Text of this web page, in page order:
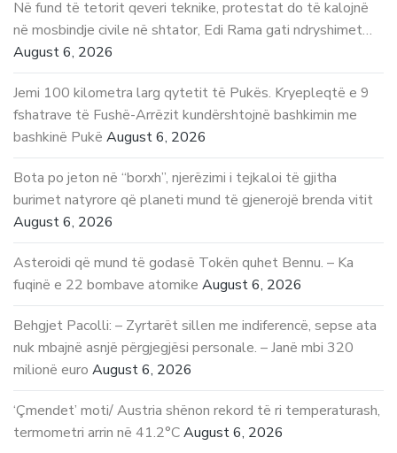
Në fund të tetorit qeveri teknike, protestat do të kalojnë
në mosbindje civile në shtator, Edi Rama gati ndryshimet…
August 6, 2026
Jemi 100 kilometra larg qytetit të Pukës. Kryepleqtë e 9
fshatrave të Fushë-Arrëzit kundërshtojnë bashkimin me
bashkinë Pukë August 6, 2026
Bota po jeton në “borxh”, njerëzimi i tejkaloi të gjitha
burimet natyrore që planeti mund të gjenerojë brenda vitit
August 6, 2026
Asteroidi që mund të godasë Tokën quhet Bennu. – Ka
fuqinë e 22 bombave atomike August 6, 2026
Behgjet Pacolli: – Zyrtarët sillen me indiferencë, sepse ata
nuk mbajnë asnjë përgjegjësi personale. – Janë mbi 320
milionë euro August 6, 2026
‘Çmendet’ moti/ Austria shënon rekord të ri temperaturash,
termometri arrin në 41.2°CAugust 6, 2026